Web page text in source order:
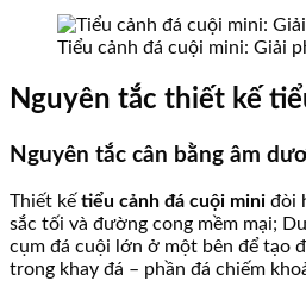
Tiểu cảnh đá cuội mini: Giải
Nguyên tắc thiết kế
Nguyên tắc cân bằng âm
Thiết kế tiểu cảnh đá cuội mini đòi
sắc tối và đường cong mềm mại;
cụm đá cuội lớn ở một bên để tạo
trong khay đá – phần đá chiếm